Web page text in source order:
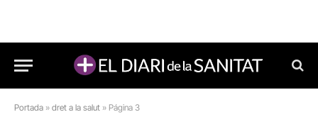
Portada » dret a la salut » Página 3